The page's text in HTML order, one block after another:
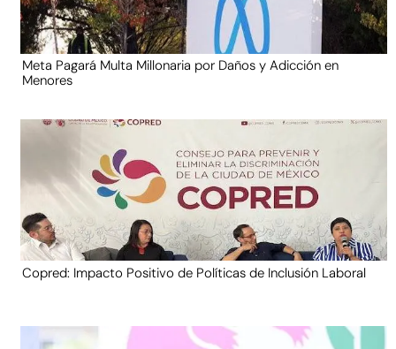
Meta Pagará Multa Millonaria por Daños y Adicción en
Menores
Copred: Impacto Positivo de Políticas de Inclusión Laboral